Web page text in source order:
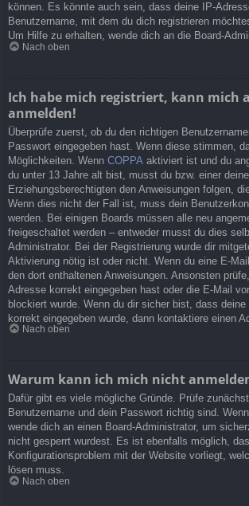
können. Es könnte auch sein, dass deine IP-
Benutzername, mit dem du dich registrieren
Um Hilfe zu erhalten, wende dich an die Board-
Nach oben
Ich habe mich registriert, kann mich
anmelden!
Überprüfe zuerst, ob du den richtigen
Passwort eingegeben hast. Wenn diese stimmen,
Möglichkeiten. Wenn COPPA aktiviert ist und du
du unter 13 Jahre alt bist, musst du bzw. einer
Erziehungsberechtigten den Anweisungen folgen,
Wenn dies nicht der Fall ist, muss dein
werden. Bei einigen Boards müssen alle neu
freigeschaltet werden – entweder musst du dies
Administrator. Bei der Registrierung wurde dir
Aktivierung nötig ist oder nicht. Wenn du eine E-
den dort enthaltenen Anweisungen. Ansonsten
Adresse korrekt eingegeben hast oder die E-Mail
blockiert wurde. Wenn du dir sicher bist, dass
korrekt eingegeben wurde, dann kontaktiere einen
Nach oben
Warum kann ich mich nicht
Dafür gibt es viele mögliche Gründe. Prüfe
Benutzername und dein Passwort richtig sind.
wende dich an einen Board-Administrator, um
nicht gesperrt wurdest. Es ist ebenfalls möglich,
Konfigurationsproblem mit der Website vorliegt,
lösen muss.
Nach oben